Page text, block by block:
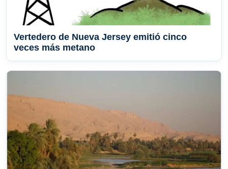
Vertedero de Nueva Jersey emitió cinco
veces más metano